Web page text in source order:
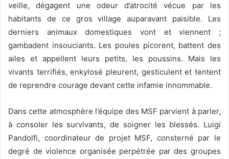
veille, dégagent une odeur d’atrocité vécue par les
habitants de ce gros village auparavant paisible. Les
derniers animaux domestiques vont et viennent ;
gambadent insouciants. Les poules picorent, battent des
ailes et appellent leurs petits, les poussins. Mais les
vivants terrifiés, enkylosé pleurent, gesticulent et tentent
de reprendre courage devant cette infamie innommable.
Dans cette atmosphère l’équipe des MSF parvient à parler,
à consoler les survivants, de soigner les blessés. Luigi
Pandolfi, coordinateur de projet MSF, consterné par le
degré de violence organisée perpétrée par des groupes